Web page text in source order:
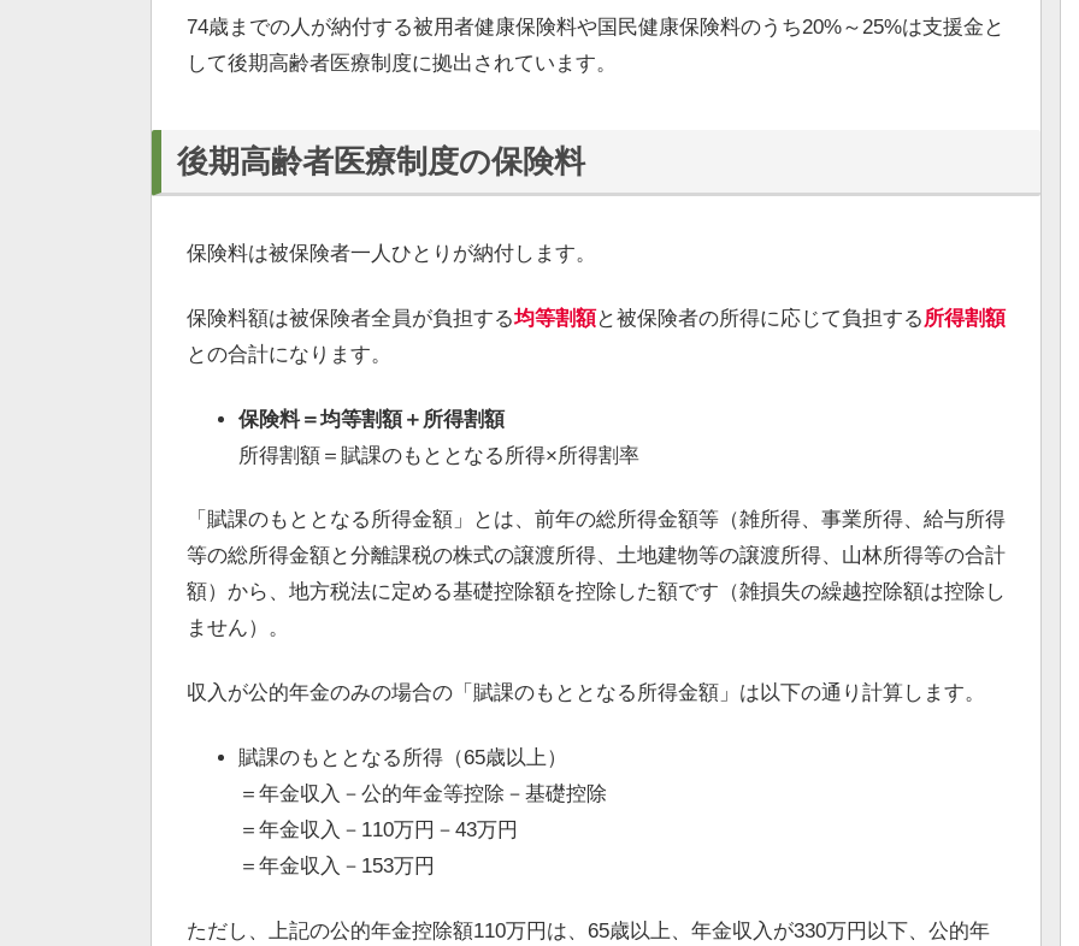
74歳までの人が納付する被用者健康保険料や国民健康保険料のうち20%～25%は支援金と
して後期高齢者医療制度に拠出されています。
後期高齢者医療制度の保険料
保険料は被保険者一人ひとりが納付します。
保険料額は被保険者全員が負担する均等割額と被保険者の所得に応じて負担する所得割額
との合計になります。
保険料＝均等割額＋所得割額
所得割額＝賦課のもととなる所得×所得割率
「賦課のもととなる所得金額」とは、前年の総所得金額等（雑所得、事業所得、給与所得
等の総所得金額と分離課税の株式の譲渡所得、土地建物等の譲渡所得、山林所得等の合計
額）から、地方税法に定める基礎控除額を控除した額です（雑損失の繰越控除額は控除し
ません）。
収入が公的年金のみの場合の「賦課のもととなる所得金額」は以下の通り計算します。
賦課のもととなる所得（65歳以上）
＝年金収入－公的年金等控除－基礎控除
＝年金収入－110万円－43万円
＝年金収入－153万円
ただし、上記の公的年金控除額110万円は、65歳以上、年金収入が330万円以下、公的年